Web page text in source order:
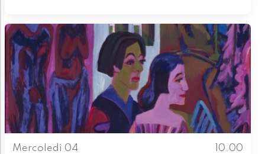
Mercoledì 04
10.00